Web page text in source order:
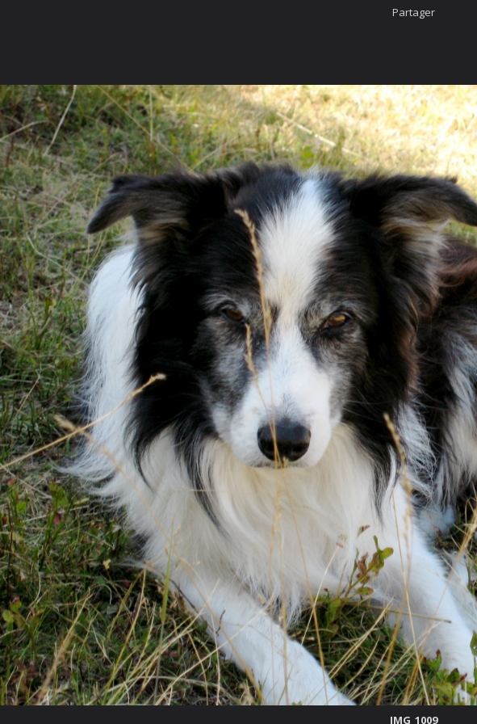
MÄÄÄÄÄÄÄÄÄÄÄÄÄÄÄHHHHHHH...
FORUMS GALERIE
Explorer Localisations Appareils photo Tags Cloud
CONCOURS PHOTO MEMBRES
Galerie labichouille Process
IMG_1009
La communauté
Forum de discussions francophone des
passionnés du Border Collie.Rejoignezdès
aujourd'hui la communauté grandissante des
amoureux de cette race d'exception.
Raccourcis
Galerie
Concours photo
Devenir animateur
Nous contacter
Ouvrir laNavigation Rapide
Forum software by XenForo® © 2010-2019 XenForo Ltd.Le forum est hébergé par Webdomain.com.
Some XenForo functionality crafted by
ThemeHouse.
Partager
IMG_1009